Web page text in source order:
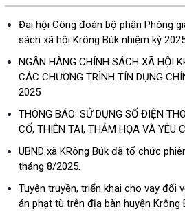
Đại hội Công đoàn bộ phận Phòng
sách xã hội Krông Búk nhiệm kỳ
NGÂN HÀNG CHÍNH SÁCH XÃ HỘI
CÁC CHƯƠNG TRÌNH TÍN DỤNG
2025
THÔNG BÁO: SỬ DỤNG SỐ ĐIỆN
CỐ, THIÊN TAI, THẢM HỌA VÀ YÊU
UBND xã KRông Búk đã tổ chức
tháng 8/2025.
Tuyên truyền, triển khai cho vay đối
án phạt tù trên địa bàn huyện Krông